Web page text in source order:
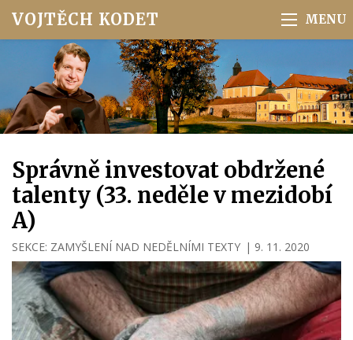
VOJTĚCH KODET
Správně investovat obdržené
talenty (33. neděle v mezidobí
A)
SEKCE: ZAMYŠLENÍ NAD NEDĚLNÍMI TEXTY | 9. 11. 2020